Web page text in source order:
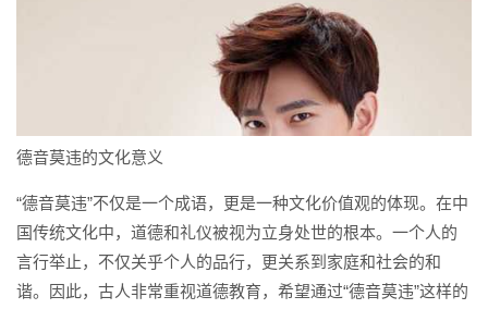
德音莫违的文化意义
“德音莫违”不仅是一个成语，更是一种文化价值观的体现。在中
国传统文化中，道德和礼仪被视为立身处世的根本。一个人的
言行举止，不仅关乎个人的品行，更关系到家庭和社会的和
谐。因此，古人非常重视道德教育，希望通过“德音莫违”这样的